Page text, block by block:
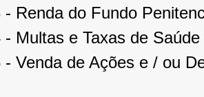
- Renda do Fundo
- Multas e Taxas de
- Venda de Ações e / ou